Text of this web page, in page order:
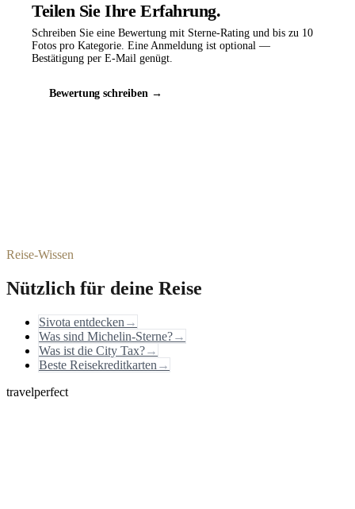
Teilen Sie Ihre Erfahrung.
Schreiben Sie eine Bewertung mit Sterne-Rating und bis zu 10
Fotos pro Kategorie. Eine Anmeldung ist optional —
Bestätigung per E-Mail genügt.
Bewertung schreiben →
Reise-Wissen
Nützlich für deine Reise
Sivota entdecken →
Was sind Michelin-Sterne?→
Was ist die City Tax?→
Beste Reisekreditkarten →
travelperfect